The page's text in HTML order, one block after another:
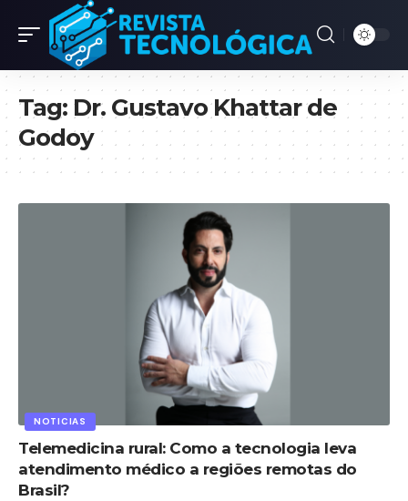
Tag: Dr. Gustavo Khattar de
Godoy
NOTICIAS
Telemedicina rural: Como a tecnologia leva
atendimento médico a regiões remotas do
Brasil?